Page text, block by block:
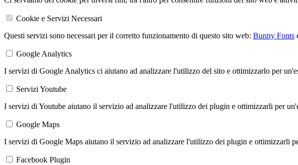
Cookie e Servizi Necessari
Questi servizi sono necessari per il corretto funzionamento di questo sito web: Bunny Fonts
Google Analytics
I servizi di Google Analytics ci aiutano ad analizzare l'utilizzo del sito e ottimizzarlo per
Servizi Youtube
I servizi di Youtube aiutano il servizio ad analizzare l'utilizzo dei plugin e ottimizzarli per
Google Maps
I servizi di Google Maps aiutano il servizio ad analizzare l'utilizzo dei plugin e ottimizzarli
Facebook Plugin